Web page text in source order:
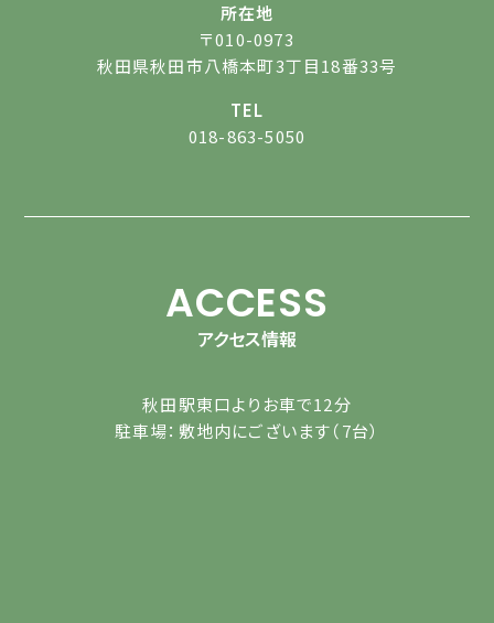
所在地
〒010-0973
秋田県秋田市八橋本町3丁目18番33号
TEL
018-863-5050
ACCESS
アクセス情報
秋田駅東口よりお車で12分
駐車場：敷地内にございます（7台）